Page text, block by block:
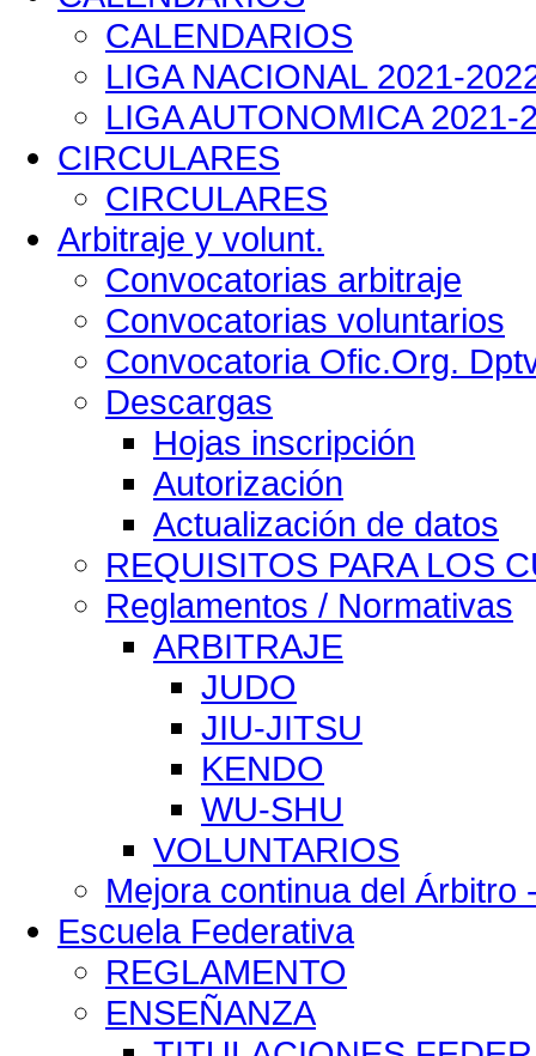
CALENDARIOS
LIGA NACIONAL 2021-
LIGA AUTONOMICA 2021-
CIRCULARES
CIRCULARES
Arbitraje y volunt.
Convocatorias arbitraje
Convocatorias voluntarios
Convocatoria Ofic.Org.
Descargas
Hojas inscripción
Autorización
Actualización de datos
REQUISITOS PARA LOS
Reglamentos / Normativas
ARBITRAJE
JUDO
JIU-JITSU
KENDO
WU-SHU
VOLUNTARIOS
Mejora continua del Árbitro
Escuela Federativa
REGLAMENTO
ENSEÑANZA